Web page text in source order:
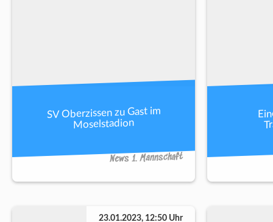
SV Oberzissen zu Gast im
Moselstadion
News 1. Mannschaft
23.01.2023, 12:50 Uhr